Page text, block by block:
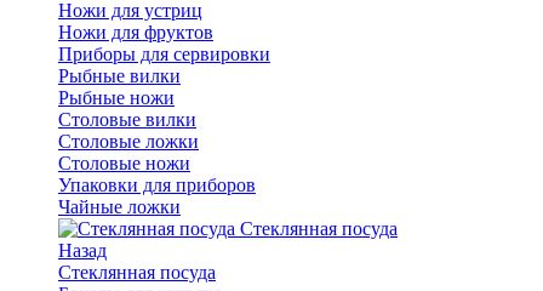
Ножи для устриц
Ножи для фруктов
Приборы для сервировки
Рыбные вилки
Рыбные ножи
Столовые вилки
Столовые ложки
Столовые ножи
Упаковки для приборов
Чайные ложки
Стеклянная посуда
Назад
Стеклянная посуда